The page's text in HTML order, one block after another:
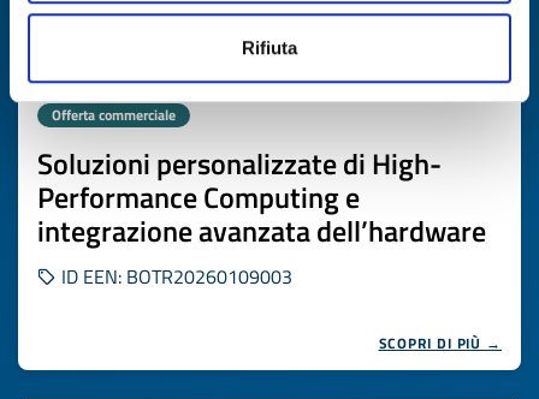
Rifiuta
Offerta commerciale
Soluzioni personalizzate di High-
Performance Computing e
integrazione avanzata dell’hardware
ID EEN: BOTR20260109003
SCOPRI DI PIÙ →